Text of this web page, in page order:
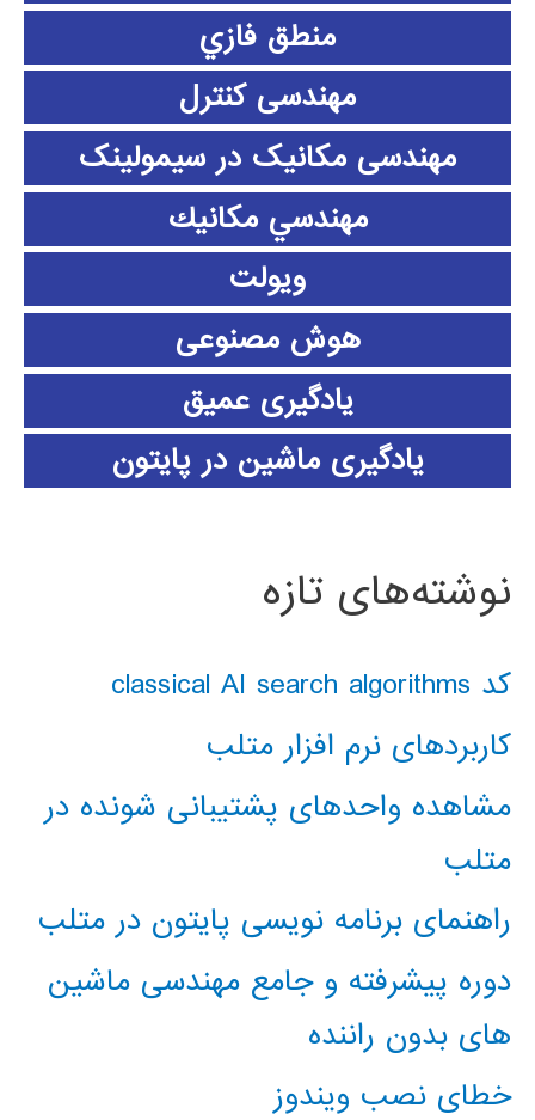
منطق فازي
مهندسی کنترل
مهندسی مکانیک در سیمولینک
مهندسي مكانيك
ویولت
هوش مصنوعی
یادگیری عمیق
یادگیری ماشین در پایتون
نوشته‌های تازه
کد classical AI search algorithms
کاربردهای نرم افزار متلب
مشاهده واحدهای پشتیبانی شونده در
متلب
راهنمای برنامه نویسی پایتون در متلب
دوره پیشرفته و جامع مهندسی ماشین
های بدون راننده
خطای نصب ویندوز